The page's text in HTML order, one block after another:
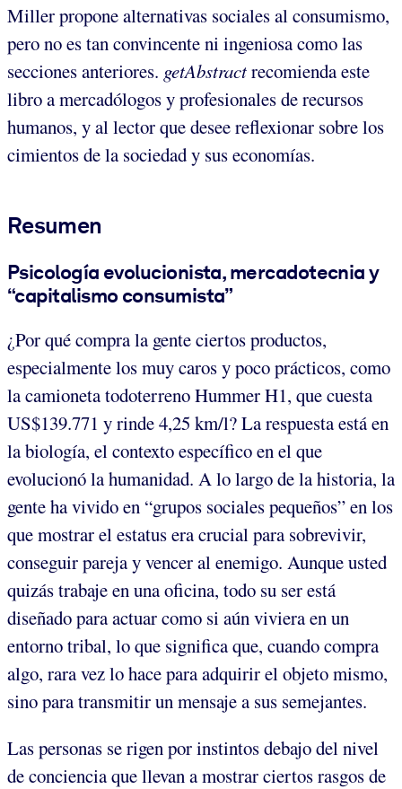
Miller propone alternativas sociales al consumismo,
pero no es tan convincente ni ingeniosa como las
secciones anteriores. getAbstractrecomienda este
libro a mercadólogos y profesionales de recursos
humanos, y al lector que desee reflexionar sobre los
cimientos de la sociedad y sus economías.
Resumen
Psicología evolucionista, mercadotecnia y
“capitalismo consumista”
¿Por qué compra la gente ciertos productos,
especialmente los muy caros y poco prácticos, como
la camioneta todoterreno Hummer H1, que cuesta
US$139.771 y rinde 4,25 km/l? La respuesta está en
la biología, el contexto específico en el que
evolucionó la humanidad. A lo largo de la historia, la
gente ha vivido en “grupos sociales pequeños” en los
que mostrar el estatus era crucial para sobrevivir,
conseguir pareja y vencer al enemigo. Aunque usted
quizás trabaje en una oficina, todo su ser está
diseñado para actuar como si aún viviera en un
entorno tribal, lo que significa que, cuando compra
algo, rara vez lo hace para adquirir el objeto mismo,
sino para transmitir un mensaje a sus semejantes.
Las personas se rigen por instintos debajo del nivel
de conciencia que llevan a mostrar ciertos rasgos de